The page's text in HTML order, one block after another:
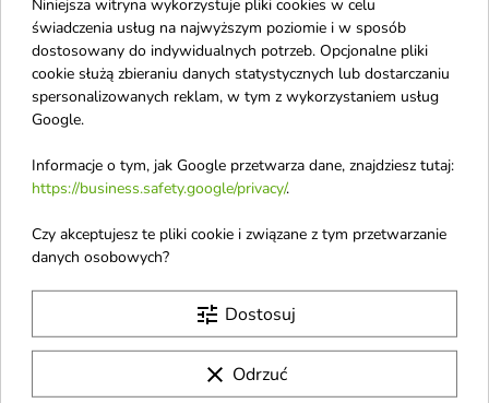
Chanel
Chatler
Chlapu Chlap
Chopard
Christopher Dark
Clinique
świadczenia usług na najwyższym poziomie i w sposób
dostosowany do indywidualnych potrzeb. Opcjonalne pliki
cookie służą zbieraniu danych statystycznych lub dostarczaniu
spersonalizowanych reklam, w tym z wykorzystaniem usług
Google.
Informacje o tym, jak Google przetwarza dane, znajdziesz tutaj:
https://business.safety.google/privacy/.
Czy akceptujesz te pliki cookie i związane z tym przetwarzanie
danych osobowych?
tune Dostosuj
clear Odrzuć